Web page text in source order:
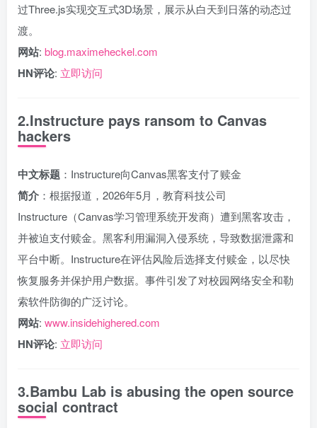
过Three.js实现交互式3D场景，展示从白天到日落的动态过
渡。
网站: blog.maximeheckel.com
HN评论: 立即访问
2.Instructure pays ransom to Canvas
hackers
中文标题 ：Instructure向Canvas黑客支付了赎金
简介 ：根据报道，2026年5月，教育科技公司
Instructure（Canvas学习管理系统开发商）遭到黑客攻击，
并被迫支付赎金。黑客利用漏洞入侵系统，导致数据泄露和
平台中断。Instructure在评估风险后选择支付赎金，以尽快
恢复服务并保护用户数据。事件引发了对校园网络安全和勒
索软件防御的广泛讨论。
网站: www.insidehighered.com
HN评论: 立即访问
3.Bambu Lab is abusing the open source
social contract